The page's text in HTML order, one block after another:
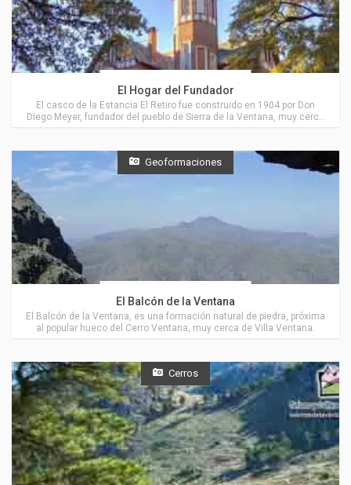
El Hogar del Fundador
El casco de la Estancia El Retiro fue construido en 1904 por Don
Diego Meyer, fundador del pueblo de Sierra de la Ventana, muy cerca
Geoformaciones
El Balcón de la Ventana
El Balcón de la Ventana, es una formación natural de piedra, próxima
al popular hueco del Cerro Ventana, muy cerca de Villa Ventana.
Cerros